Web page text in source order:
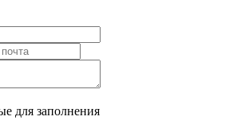
для заполнения